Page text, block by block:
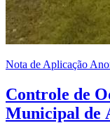
Nota de Aplicação
Controle de
Municipal de